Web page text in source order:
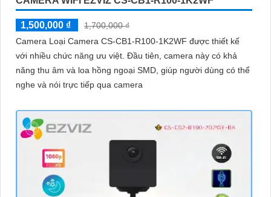
1,500,000 ₫
1,700,000 ₫
Camera Loại Camera CS-CB1-R100-1K2WF được thiết kế
với nhiều chức năng ưu việt. Đầu tiên, camera này có khả
năng thu âm và loa hồng ngoại SMD, giúp người dùng có thể
nghe và nói trực tiếp qua camera